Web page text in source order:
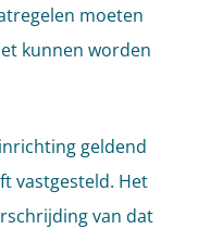
moeten
kunnen worden
geldend
vastgesteld. Het
van dat